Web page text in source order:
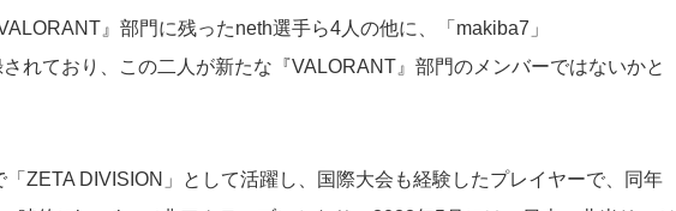
』部門に残ったneth選手ら4人の他に、「makiba7」
されており、この二人が新たな『VALORANT』部門のメンバーではないかと
ZETA DIVISION」として活躍し、国際大会も経験したプレイヤーで、同年